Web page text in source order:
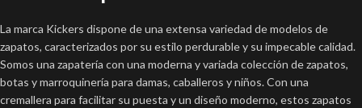
La marca Kickers dispone de una extensa variedad de modelos de
zapatos, caracterizados por su estilo perdurable y su impecable calidad.
Somos una zapatería con una moderna y variada colección de zapatos,
botas y marroquinería para damas, caballeros y niños. Con una
cremallera para facilitar su puesta y un diseño moderno, estos zapatos